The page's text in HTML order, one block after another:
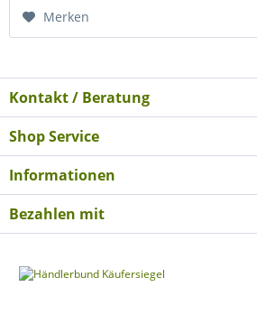
Merken
Kontakt / Beratung
Shop Service
Informationen
Bezahlen mit